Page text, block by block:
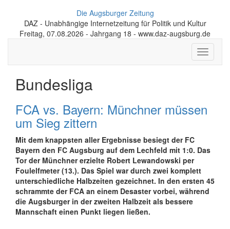
Die Augsburger Zeitung
DAZ - Unabhängige Internetzeitung für Politik und Kultur
Freitag, 07.08.2026 - Jahrgang 18 - www.daz-augsburg.de
Toggle
Bundesliga
FCA vs. Bayern: Münchner müssen
um Sieg zittern
Mit dem knappsten aller Ergebnisse besiegt der FC
Bayern den FC Augsburg auf dem Lechfeld mit 1:0. Das
Tor der Münchner erzielte Robert Lewandowski per
Foulelfmeter (13.). Das Spiel war durch zwei komplett
unterschiedliche Halbzeiten gezeichnet. In den ersten 45
schrammte der FCA an einem Desaster vorbei, während
die Augsburger in der zweiten Halbzeit als bessere
Mannschaft einen Punkt liegen ließen.